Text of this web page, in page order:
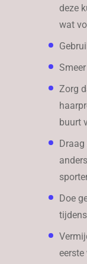
deze
wat
Zorg
buurt
Doe
eerste